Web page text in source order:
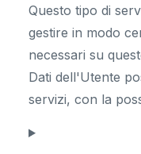
Questo tipo di
gestire in modo
necessari su
Dati dell'Utente
servizi, con la